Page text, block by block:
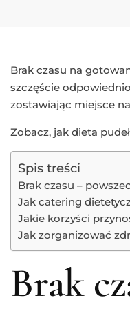
Brak czasu na
szczęście
zostawiając miejsce
Zobacz, jak dieta
Spis treści
Brak czasu –
Jak catering
Jakie korzyści
Jak zorganizować
Brak